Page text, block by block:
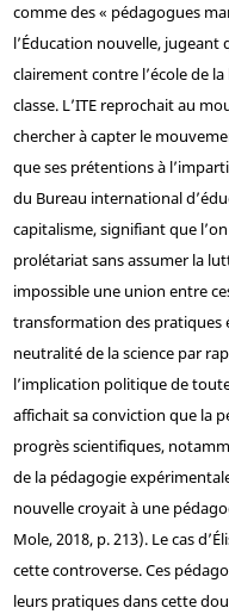
comme des « pédagogues
l’Éducation nouvelle,
clairement contre l’école de
classe. L’ITE reprochait au
chercher à capter le
que ses prétentions à
du Bureau international
capitalisme, signifiant que
prolétariat sans assumer la
impossible une union entre
transformation des pratiques
neutralité de la science par
l’implication politique de
affichait sa conviction que la
progrès scientifiques,
de la pédagogie
nouvelle croyait à une
Mole, 2018, p. 213). Le cas
cette controverse. Ces
leurs pratiques dans cette